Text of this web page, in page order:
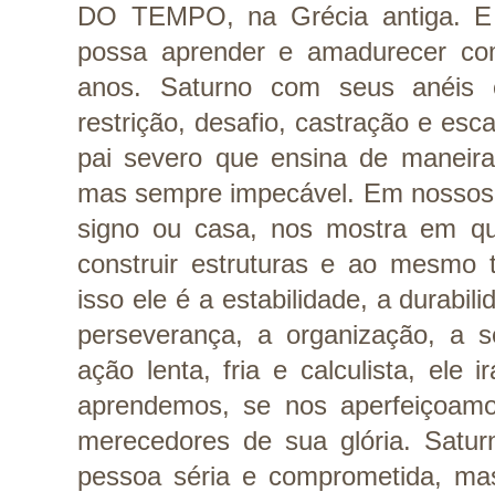
DO TEMPO, na Grécia antiga.
possa aprender e amadurecer
anos. Saturno com seus anéis
restrição, desafio, castração e
pai severo que ensina de
mas sempre impecável. Em
signo ou casa, nos mostra em
construir estruturas e ao mesmo
isso ele é a estabilidade, a
perseverança, a organização, a
ação lenta, fria e calculista, ele
aprendemos, se nos
merecedores de sua glória.
pessoa séria e comprometida,